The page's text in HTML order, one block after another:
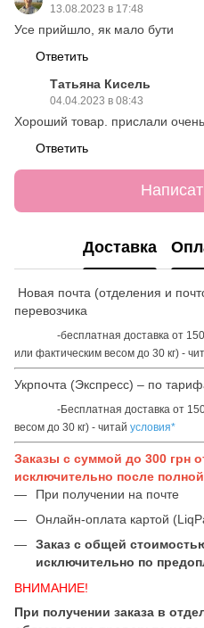
13.08.2023 в 17:48
Усе прийшло, як мало бути
Ответить
Татьяна Кисель
04.04.2023 в 08:43
Хороший товар. прислали
Ответить
Доставка
Новая почта (отделения и
перевозчика
-бесплатная доставка от 1500
или фактическим весом до 30 кг) -
Укрпочта (Экспресс) – по
-Бесплатная доставка от
весом до 30 кг) - читай условия*
Заказы с суммой до 300 грн
исключительно после
При получении на почте
Онлайн-оплата картой
Заказ с общей
исключительно по
ВНИМАНИЕ!
При получении заказа в